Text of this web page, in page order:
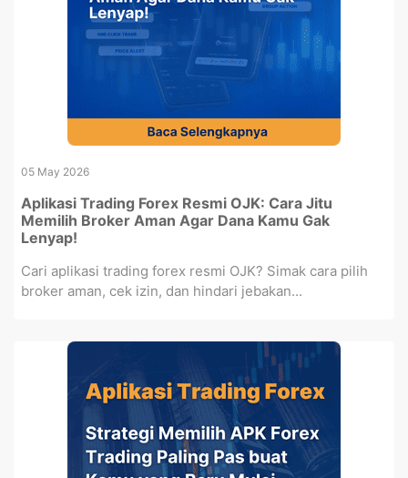
05 May 2026
Aplikasi Trading Forex Resmi OJK: Cara Jitu
Memilih Broker Aman Agar Dana Kamu Gak
Lenyap!
Cari aplikasi trading forex resmi OJK? Simak cara pilih
broker aman, cek izin, dan hindari jebakan...